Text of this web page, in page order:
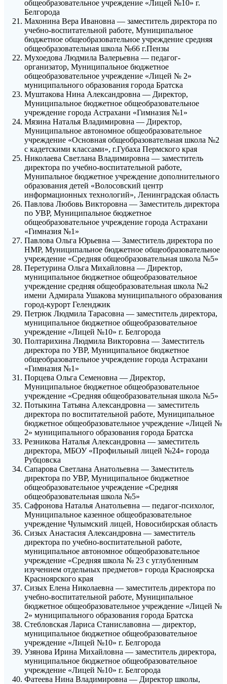
общеобразовательное учреждение «Лицей №10» г.
Белгорода
Махонина Вера Ивановна — заместитель директора по
учебно-воспитательной работе, Муниципальное
бюджетное общеобразовательное учреждение средняя
общеобразовательная школа №66 г.Пензы
Мухоедова Людмила Валерьевна — педагог-
организатор, Муниципальное бюджетное
общеобразовательное учреждение «Лицей № 2»
муниципального образования города Братска
Муштакова Нина Александровна — Директор,
Муниципальное бюджетное общеобразовательное
учреждение города Астрахани «Гимназия №1»
Мязина Наталья Владимировна — Директор,
Муниципальное автономное общеобразовательное
учреждение «Основная общеобразовательная школа №2
с кадетскими классами», г.Губаха Пермского края
Николаева Светлана Владимировна — заместитель
директора по учебно-воспитательной работе,
Мунипальное бюджетное учреждение дополнительного
образования детей «Волосовский центр
информационных технологий», Ленинградская область
Павлова Любовь Викторовна — Заместитель директора
по УВР, Муниципальное бюджетное
общеобразовательное учреждение города Астрахани
«Гимназия №1»
Павлова Ольга Юрьевна — Заместитель директора по
НМР, Муниципальное бюджетное общеобразовательное
учреждение «Средняя общеобразовательная школа №5»
Перетурина Ольга Михайловна — Директор,
муниципальное бюджетное общеобразовательное
учреждение средняя общеобразовательная школа №2
имени Адмирала Ушакова муниципального образования
город-курорт Геленджик
Петрюк Людмила Тарасовна — заместитель директора,
муниципальное бюджетное общеобразовательное
учреждение «Лицей №10» г. Белгорода
Полтарихина Людмила Викторовна — Заместитель
директора по УВР, Муниципальное бюджетное
общеобразовательное учреждение города Астрахани
«Гимназия №1»
Порцева Ольга Семеновна — Директор,
Муниципальное бюджетное общеобразовательное
учреждение «Средняя общеобразовательная школа №5»
Потыкина Татьяна Александровна — заместитель
директора по воспитательной работе, Муниципальное
бюджетное общеобразовательное учреждение «Лицей №
2» муниципального образования города Братска
Резникова Наталья Александровна — заместитель
директора, МБОУ «Профильный лицей №24» города
Рубцовска
Сапарова Светлана Анатольевна — Заместитель
директора по УВР, Муниципальное бюджетное
общеобразовательное учреждение «Средняя
общеобразовательная школа №5»
Сафронова Наталья Анатольевна — педагог-психолог,
Муниципальное казенное общеобразовательное
учреждение Чулымский лицей, Новосибирская область
Сизых Анастасия Александровна — заместитель
директора по учебно-воспитательной работе,
муниципальное автономное общеобразовательное
учреждение «Средняя школа № 23 с углубленным
изучением отдельных предметов» города Красноярска
Красноярского края
Сизых Елена Николаевна — заместитель директора по
учебно-воспитательной работе, Муниципальное
бюджетное общеобразовательное учреждение «Лицей №
2» муниципального образования города Братска
Стебловская Лариса Станиславовна — директор,
муниципальное бюджетное общеобразовательное
учреждение «Лицей №10» г. Белгорода
Узянова Ирина Михайловна — заместитель директора,
муниципальное бюджетное общеобразовательное
учреждение «Лицей №10» г. Белгорода
Фатеева Нина Владимировна — Директор школы,